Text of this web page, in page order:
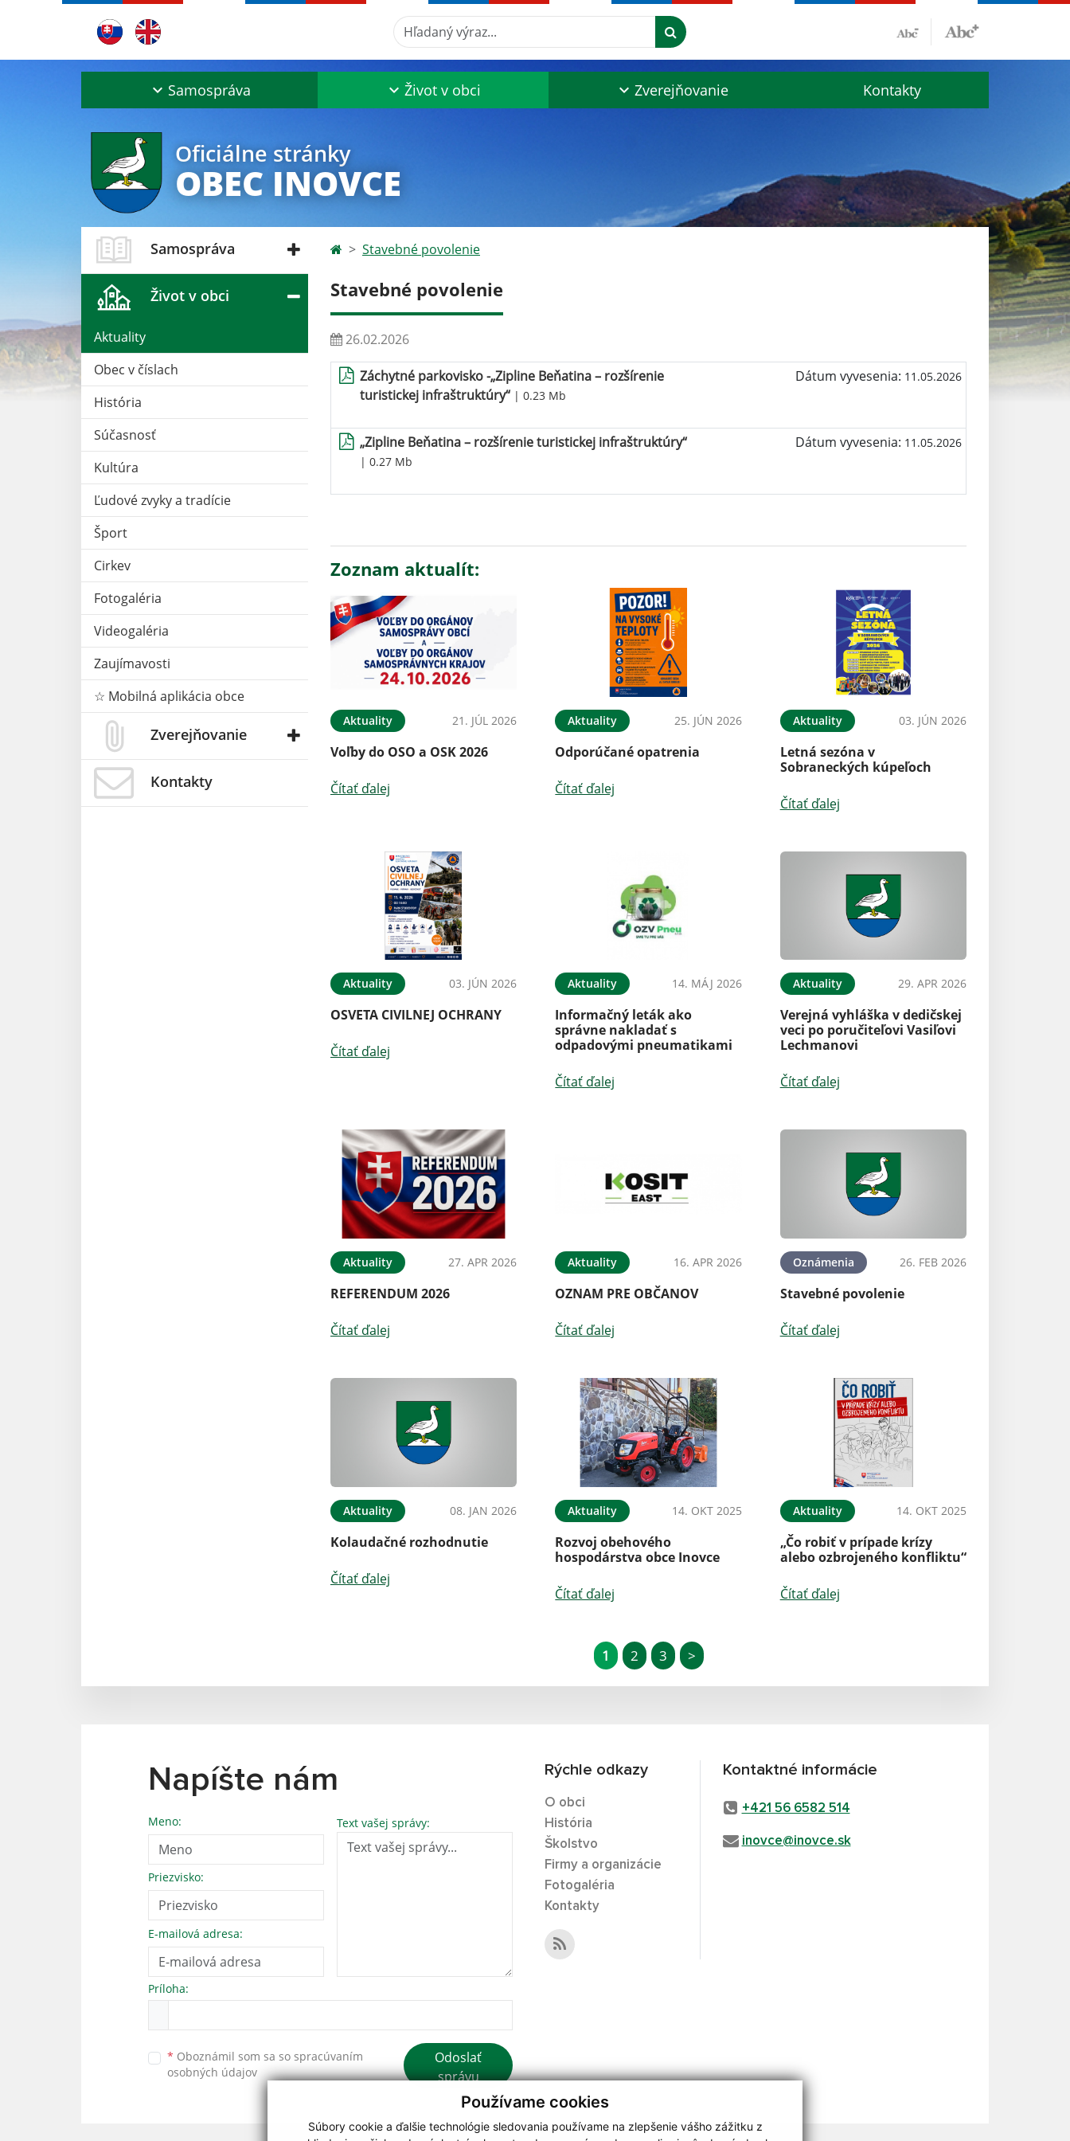
Používame cookies
Súbory cookie a ďalšie technológie sledovania používame na zlepšenie vášho zážitku z
Hľadaný výraz...
Samospráva Život v obci Zverejňovanie Kontakty
Oficiálne stránky
OBEC INOVCE
Samospráva
Život v obci
Aktuality
Obec v číslach
História
Súčasnosť
Kultúra
Ľudové zvyky a tradície
Šport
Cirkev
Fotogaléria
Videogaléria
Zaujímavosti
☆ Mobilná aplikácia obce
Zverejňovanie
Kontakty
Stavebné povolenie
Stavebné povolenie
26.02.2026
Záchytné parkovisko -„Zipline Beňatina – rozšírenie
turistickej infraštruktúry“ | 0.23 Mb
Dátum vyvesenia: 11.05.2026
„Zipline Beňatina – rozšírenie turistickej infraštruktúry“
| 0.27 Mb
Dátum vyvesenia: 11.05.2026
Zoznam aktualít:
Aktuality 21. JÚL 2026
Voľby do OSO a OSK 2026
Čítať ďalej
Aktuality 25. JÚN 2026
Odporúčané opatrenia
Čítať ďalej
Aktuality 03. JÚN 2026
Letná sezóna v
Sobraneckých kúpeľoch
Čítať ďalej
Aktuality 03. JÚN 2026
OSVETA CIVILNEJ OCHRANY
Čítať ďalej
Aktuality 14. MÁJ 2026
Informačný leták ako
správne nakladať s
odpadovými pneumatikami
Čítať ďalej
Aktuality 29. APR 2026
Verejná vyhláška v dedičskej
veci po poručiteľovi Vasiľovi
Lechmanovi
Čítať ďalej
Aktuality 27. APR 2026
REFERENDUM 2026
Čítať ďalej
Aktuality 16. APR 2026
OZNAM PRE OBČANOV
Čítať ďalej
Oznámenia 26. FEB 2026
Stavebné povolenie
Čítať ďalej
Aktuality 08. JAN 2026
Kolaudačné rozhodnutie
Čítať ďalej
Aktuality 14. OKT 2025
Rozvoj obehového
hospodárstva obce Inovce
Čítať ďalej
Aktuality 14. OKT 2025
„Čo robiť v prípade krízy
alebo ozbrojeného konfliktu“
Čítať ďalej
1 2 3 >
Napíšte nám
Meno:
Priezvisko:
E-mailová adresa:
Text vašej správy:
Príloha:
* Oboznámil som sa so spracúvaním
osobných údajov
Odoslať
správu
Rýchle odkazy
O obci
História
Školstvo
Firmy a organizácie
Fotogaléria
Kontakty
Kontaktné informácie
+421 56 6582 514
inovce@inovce.sk